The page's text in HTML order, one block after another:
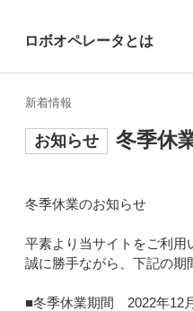
ロボオペレータとは
新着情報
お知らせ 冬季休
冬季休業のお知らせ
平素より当サイトをご利用
誠に勝手ながら、下記の期
■冬季休業期間 2022年12